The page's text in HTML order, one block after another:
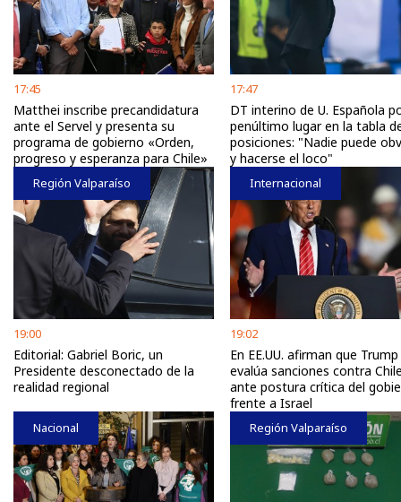
17:45
Matthei inscribe precandidatura
ante el Servel y presenta su
programa de gobierno «Orden,
progreso y esperanza para Chile»
17:47
DT interino de U. Española
penúltimo lugar en la tabla
posiciones: "Nadie puede
y hacerse el loco"
Región Valparaíso
19:00
Editorial: Gabriel Boric, un
Presidente desconectado de la
realidad regional
Internacional
19:02
En EE.UU. afirman que Trump
evalúa sanciones contra
ante postura crítica del
frente a Israel
Nacional Región Valparaíso